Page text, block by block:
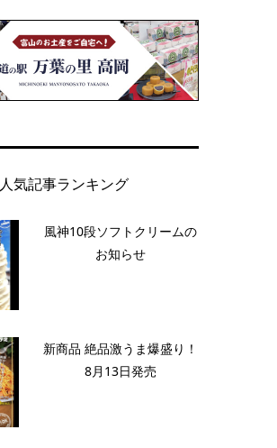
人気記事ランキング
風神10段ソフトクリームの
お知らせ
新商品 絶品激うま爆盛り！
8月13日発売